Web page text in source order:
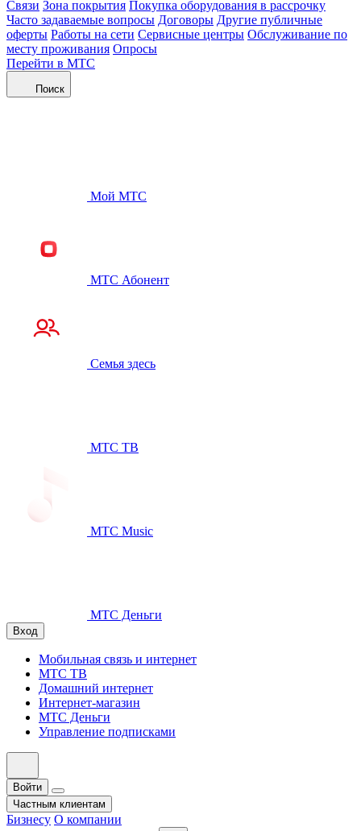
Связи Зона покрытия Покупка оборудования в рассрочку
Часто задаваемые вопросы Договоры Другие публичные
оферты Работы на сети Сервисные центры Обслуживание по
месту проживания Опросы
Перейти в МТС
Поиск
Мой МТС
МТС Абонент
Семья здесь
МТС ТВ
МТС Music
МТС Деньги
Вход
Мобильная связь и интернет
МТС ТВ
Домашний интернет
Интернет-магазин
МТС Деньги
Управление подписками
Войти
Частным клиентам
Бизнесу О компании